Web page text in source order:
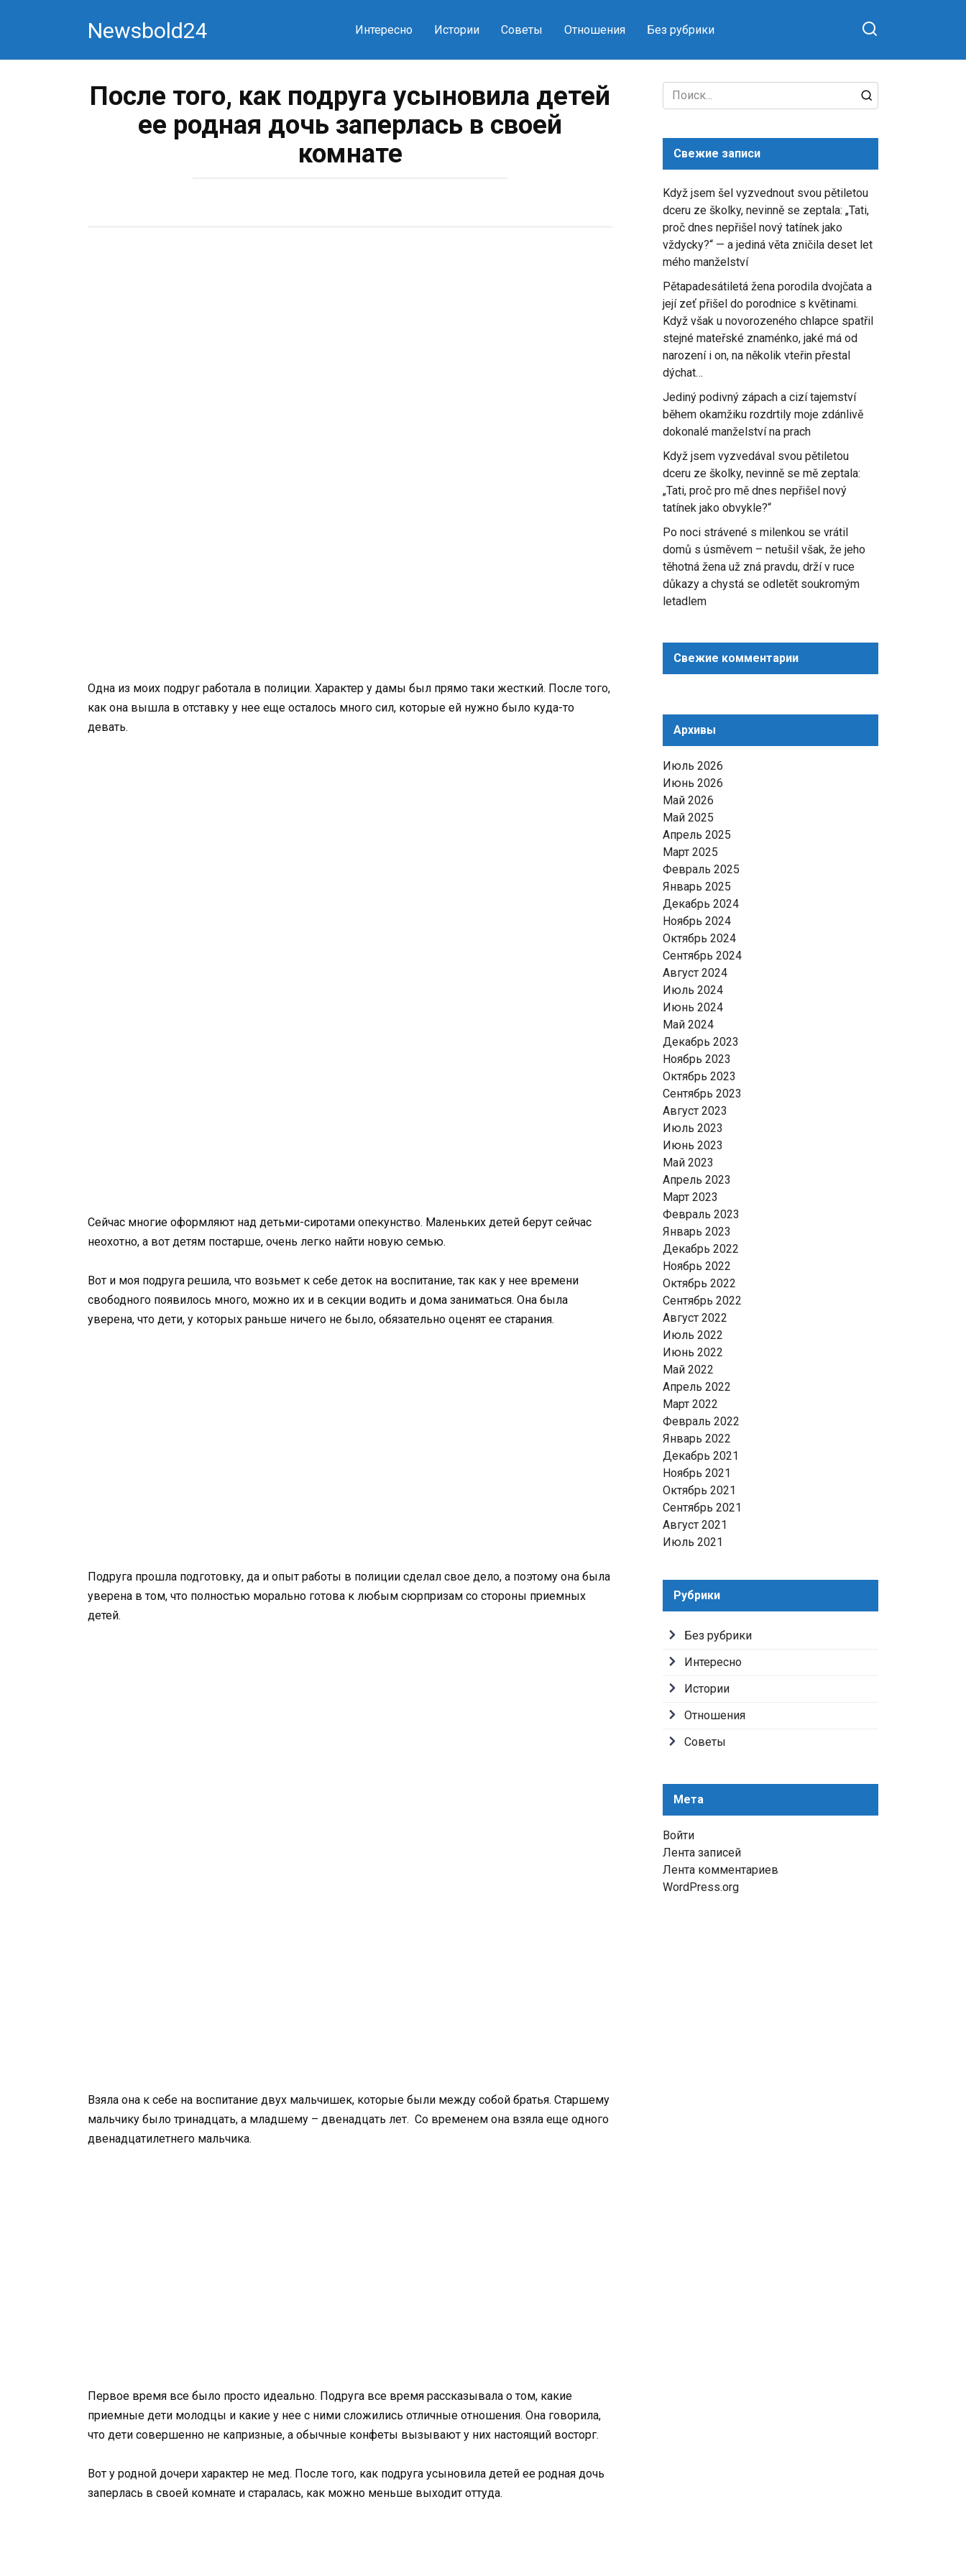
Newsbold24 Интересно Истории Советы Отношения Без рубрики
После того, как подруга усыновила детей
ее родная дочь заперлась в своей
комнате
Одна из моих подруг работала в полиции. Характер у дамы был прямо таки жесткий. После того,
как она вышла в отставку у нее еще осталось много сил, которые ей нужно было куда-то
девать.
Сейчас многие оформляют над детьми-сиротами опекунство. Маленьких детей берут сейчас
неохотно, а вот детям постарше, очень легко найти новую семью.
Вот и моя подруга решила, что возьмет к себе деток на воспитание, так как у нее времени
свободного появилось много, можно их и в секции водить и дома заниматься. Она была
уверена, что дети, у которых раньше ничего не было, обязательно оценят ее старания.
Подруга прошла подготовку, да и опыт работы в полиции сделал свое дело, а поэтому она была
уверена в том, что полностью морально готова к любым сюрпризам со стороны приемных
детей.
Взяла она к себе на воспитание двух мальчишек, которые были между собой братья. Старшему
мальчику было тринадцать, а младшему – двенадцать лет. Со временем она взяла еще одного
двенадцатилетнего мальчика.
Первое время все было просто идеально. Подруга все время рассказывала о том, какие
приемные дети молодцы и какие у нее с ними сложились отличные отношения. Она говорила,
что дети совершенно не капризные, а обычные конфеты вызывают у них настоящий восторг.
Вот у родной дочери характер не мед. После того, как подруга усыновила детей ее родная дочь
заперлась в своей комнате и старалась, как можно меньше выходит оттуда.
Search
for:
Свежие записи
Když jsem šel vyzvednout svou pětiletou
dceru ze školky, nevinně se zeptala: „Tati,
proč dnes nepřišel nový tatínek jako
vždycky?“ — a jediná věta zničila deset let
mého manželství
Pětapadesátiletá žena porodila dvojčata a
její zeť přišel do porodnice s květinami.
Když však u novorozeného chlapce spatřil
stejné mateřské znaménko, jaké má od
narození i on, na několik vteřin přestal
dýchat…
Jediný podivný zápach a cizí tajemství
během okamžiku rozdrtily moje zdánlivě
dokonalé manželství na prach
Když jsem vyzvedával svou pětiletou
dceru ze školky, nevinně se mě zeptala:
„Tati, proč pro mě dnes nepřišel nový
tatínek jako obvykle?“
Po noci strávené s milenkou se vrátil
domů s úsměvem – netušil však, že jeho
těhotná žena už zná pravdu, drží v ruce
důkazy a chystá se odletět soukromým
letadlem
Свежие комментарии
Архивы
Июль 2026
Июнь 2026
Май 2026
Май 2025
Апрель 2025
Март 2025
Февраль 2025
Январь 2025
Декабрь 2024
Ноябрь 2024
Октябрь 2024
Сентябрь 2024
Август 2024
Июль 2024
Июнь 2024
Май 2024
Декабрь 2023
Ноябрь 2023
Октябрь 2023
Сентябрь 2023
Август 2023
Июль 2023
Июнь 2023
Май 2023
Апрель 2023
Март 2023
Февраль 2023
Январь 2023
Декабрь 2022
Ноябрь 2022
Октябрь 2022
Сентябрь 2022
Август 2022
Июль 2022
Июнь 2022
Май 2022
Апрель 2022
Март 2022
Февраль 2022
Январь 2022
Декабрь 2021
Ноябрь 2021
Октябрь 2021
Сентябрь 2021
Август 2021
Июль 2021
Рубрики
Без рубрики
Интересно
Истории
Отношения
Советы
Мета
Войти
Лента записей
Лента комментариев
WordPress.org